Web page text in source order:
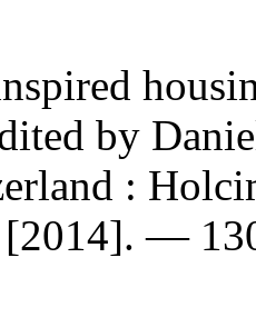
by
:
—